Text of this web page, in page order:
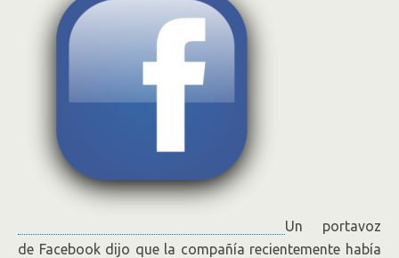
Un portavoz
de Facebook dijo que la compañía recientemente había